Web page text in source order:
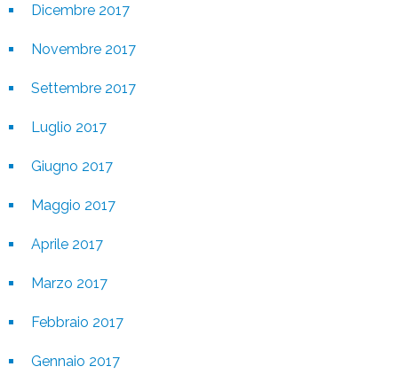
Dicembre 2017
Novembre 2017
Settembre 2017
Luglio 2017
Giugno 2017
Maggio 2017
Aprile 2017
Marzo 2017
Febbraio 2017
Gennaio 2017